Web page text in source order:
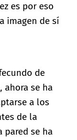
es por eso
imagen de sí
de
ahora se ha
a los
de la
pared se ha